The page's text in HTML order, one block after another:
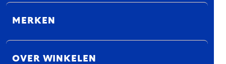
MERKEN
OVER WINKELEN